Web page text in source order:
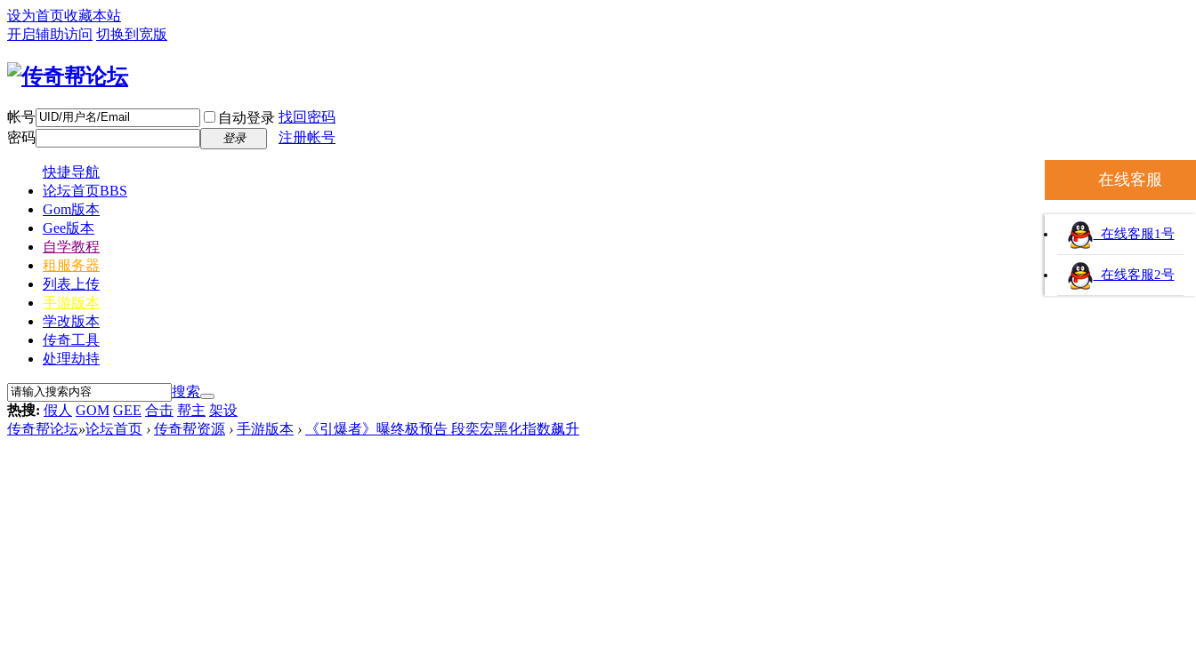
设为首页收藏本站
开启辅助访问 切换到宽版
帐号 自动登录 找回密码
密码
登录 注册帐号
快捷导航
论坛首页BBS
Gom版本
Gee版本
自学教程
租服务器
列表上传
手游版本
学改版本
传奇工具
处理劫持
搜索
热搜: 假人 GOM GEE 合击 帮主 架设
传奇帮论坛»论坛首页 › 传奇帮资源 › 手游版本 › 《引爆者》曝终极预告 段奕宏黑化指数飙升
在线客服
在线客服1号
在线客服2号